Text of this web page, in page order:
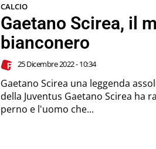
CALCIO
Gaetano Scirea, il
bianconero
25 Dicembre 2022 - 10:34
Gaetano Scirea una leggenda
della Juventus Gaetano Scirea ha rappresentato l'eleganza in difesa, il
perno e l'uomo che...